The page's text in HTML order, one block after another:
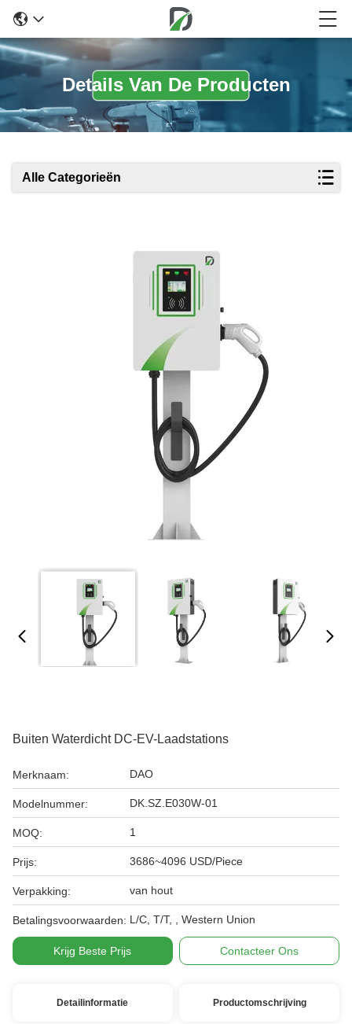
Details Van De Producten
Alle Categorieën
Buiten Waterdicht DC-EV-Laadstations
Merknaam: DAO
Modelnummer: DK.SZ.E030W-01
MOQ: 1
Prijs: 3686~4096 USD/Piece
Verpakking: van hout
Betalingsvoorwaarden: L/C, T/T, , Western Union
Krijg Beste Prijs Contacteer Ons
Detailinformatie Productomschrijving